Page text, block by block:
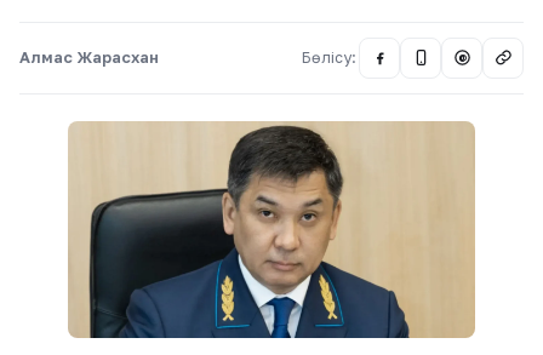
Алмас Жарасхан Бөлісу: @